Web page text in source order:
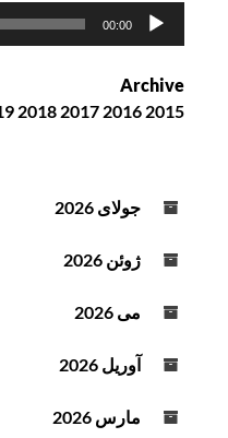
ک
ن
ه
و
00:00
Archive
2015
2016
2017
2018
جولای 2026
ژوئن 2026
می 2026
آوریل 2026
مارس 2026